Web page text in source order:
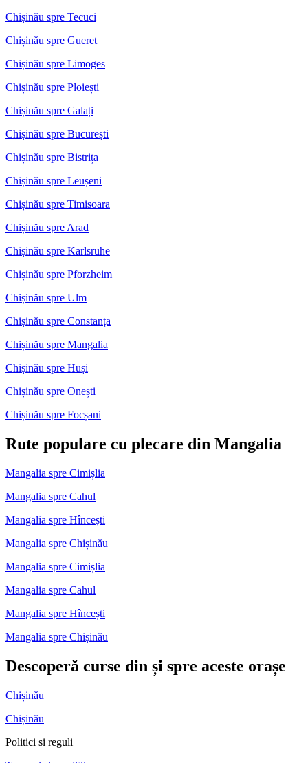
Chișinău spre Tecuci
Chișinău spre Gueret
Chișinău spre Limoges
Chișinău spre Ploiești
Chișinău spre Galați
Chișinău spre București
Chișinău spre Bistrița
Chișinău spre Leușeni
Chișinău spre Timisoara
Chișinău spre Arad
Chișinău spre Karlsruhe
Chișinău spre Pforzheim
Chișinău spre Ulm
Chișinău spre Constanța
Chișinău spre Mangalia
Chișinău spre Huși
Chișinău spre Onești
Chișinău spre Focșani
Rute populare cu plecare din Mangalia
Mangalia spre Cimișlia
Mangalia spre Cahul
Mangalia spre Hîncești
Mangalia spre Chișinău
Mangalia spre Cimișlia
Mangalia spre Cahul
Mangalia spre Hîncești
Mangalia spre Chișinău
Descoperă curse din și spre aceste orașe
Chișinău
Chișinău
Politici si reguli